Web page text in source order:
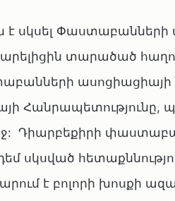
է սկսել Փաստաբանների
տարածած
Դիարբեքիրի
սկսված
է բոլորի խոսքի